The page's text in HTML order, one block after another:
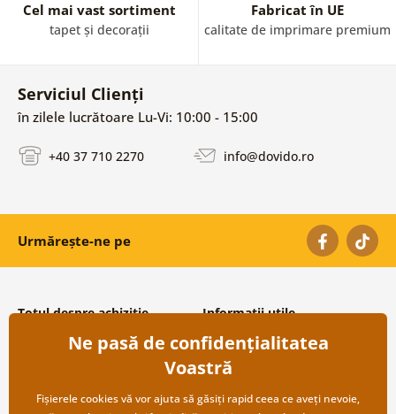
Cel mai vast sortiment
tapet și decorații
Fabricat în UE
calitate de imprimare premium
Serviciul Clienți
în zilele lucrătoare Lu-Vi: 10:00 - 15:00
+40 37 710 2270 info@dovido.ro
Urmărește-ne pe
Totul despre achiziție
Condiții și termeni generali
Protecția datelor personale
Transport și modalități de plată
Returnare
Informații utile
Despre noi
Întrebări frecvente
Contacte
Cooperare angro
Ne pasă de confidențialitatea
Voastră
Fișierele cookies vă vor ajuta să găsiți rapid ceea ce aveți nevoie,